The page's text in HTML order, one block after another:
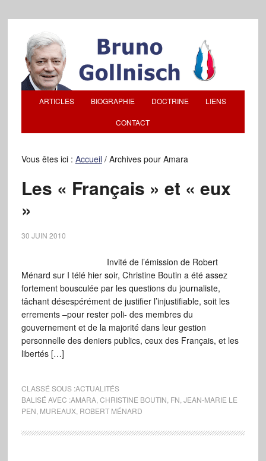
ARTICLES BIOGRAPHIE DOCTRINE LIENS
CONTACT
Vous êtes ici : Accueil /Archives pour Amara
Les « Français » et « eux
»
30 JUIN 2010
Invité de l’émission de Robert
Ménard sur I télé hier soir, Christine Boutin a été assez
fortement bousculée par les questions du journaliste,
tâchant désespérément de justifier l’injustifiable, soit les
errements –pour rester poli- des membres du
gouvernement et de la majorité dans leur gestion
personnelle des deniers publics, ceux des Français, et les
libertés […]
CLASSÉ SOUS :ACTUALITÉS
BALISÉ AVEC :AMARA, CHRISTINE BOUTIN FN JEAN-MARIE LE
PEN MUREAUX, ROBERT MÉNARD